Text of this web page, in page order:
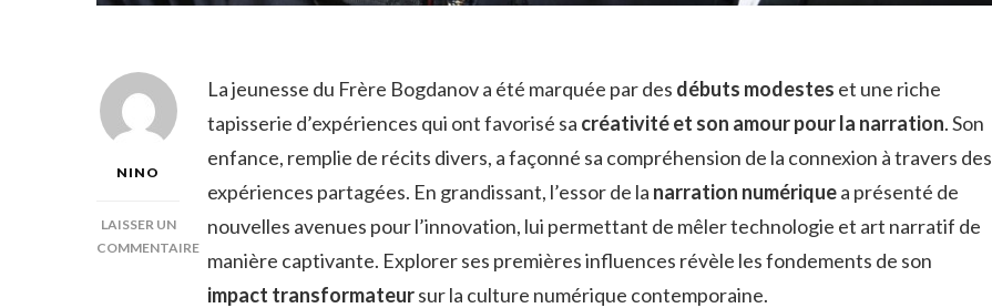
NINO
LAISSER UN
COMMENTAIRE
La jeunesse du Frère Bogdanov a été marquée par des débuts modestes et une riche
tapisserie d’expériences qui ont favorisé sa créativité et son amour pour la narration. Son
enfance, remplie de récits divers, a façonné sa compréhension de la connexion à travers des
expériences partagées. En grandissant, l’essor de la narration numériquea présenté de
nouvelles avenues pour l’innovation, lui permettant de mêler technologie et art narratif de
manière captivante. Explorer ses premières influences révèle les fondements de son
impact transformateursur la culture numérique contemporaine.